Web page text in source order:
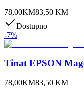
78,00KM83,50 KM
Dostupno
-7%
Tinat EPSON
78,00KM83,50 KM